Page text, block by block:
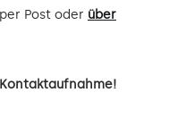
Post oder über